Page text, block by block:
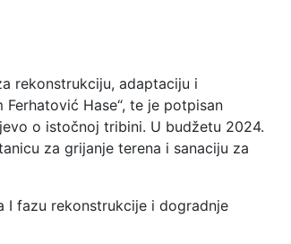
rekonstrukciju, adaptaciju i
Hase“, te je potpisan
o istočnoj tribini. U budžetu 2024.
za grijanje terena i sanaciju za
I fazu rekonstrukcije i dogradnje